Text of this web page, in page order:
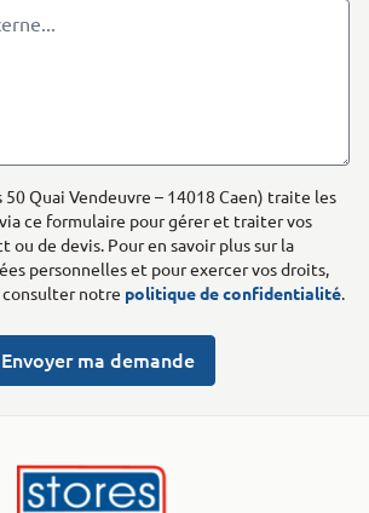
50 Quai Vendeuvre – 14018 Caen) traite les
ce formulaire pour gérer et traiter vos
ou de devis. Pour en savoir plus sur la
personnelles et pour exercer vos droits,
consulter notre politique de confidentialité.
Envoyer ma demande